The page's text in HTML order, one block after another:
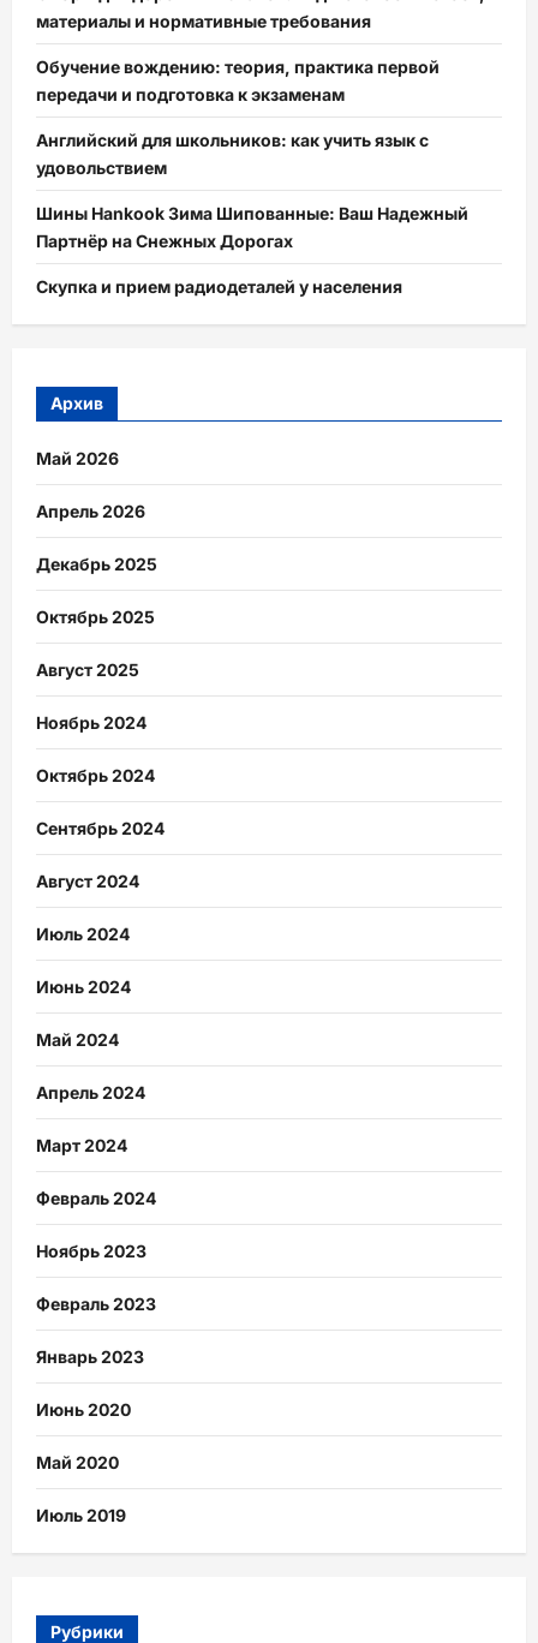
материалы и нормативные требования
Обучение вождению: теория, практика первой
передачи и подготовка к экзаменам
Английский для школьников: как учить язык с
удовольствием
Шины Hankook Зима Шипованные: Ваш Надежный
Партнёр на Снежных Дорогах
Скупка и прием радиодеталей у населения
Архив
Май 2026
Апрель 2026
Декабрь 2025
Октябрь 2025
Август 2025
Ноябрь 2024
Октябрь 2024
Сентябрь 2024
Август 2024
Июль 2024
Июнь 2024
Май 2024
Апрель 2024
Март 2024
Февраль 2024
Ноябрь 2023
Февраль 2023
Январь 2023
Июнь 2020
Май 2020
Июль 2019
Рубрики